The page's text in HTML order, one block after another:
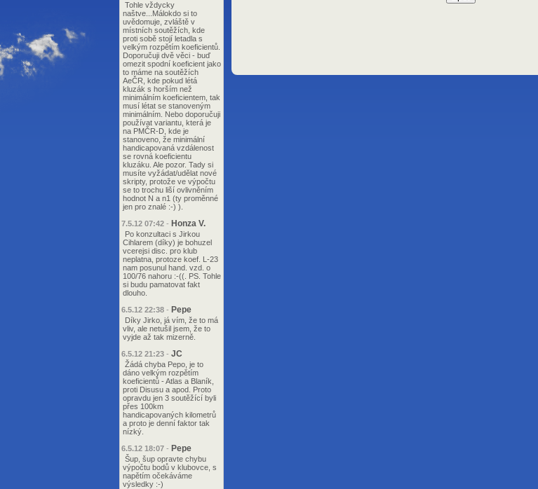
Tohle vždycky
naštve...Málokdo si to
uvědomuje, zvláště v
místních soutěžích, kde
proti sobě stojí letadla s
velkým rozpětím koeficientů.
Doporučuji dvě věci - buď
omezit spodní koeficient jako
to máme na soutěžích
AeČR, kde pokud létá
kluzák s horším než
minimálním koeficientem, tak
musí létat se stanoveným
minimálním. Nebo doporučuji
používat variantu, která je
na PMČR-D, kde je
stanoveno, že minimální
handicapovaná vzdálenost
se rovná koeficientu
kluzáku. Ale pozor. Tady si
musíte vyžádat/udělat nové
skripty, protože ve výpočtu
se to trochu liší ovlivněním
hodnot N a n1 (ty proměnné
jen pro znalé :-) ).
7.5.12 07:42- Honza V.
Po konzultaci s Jirkou
Cihlarem (díky) je bohuzel
vcerejsi disc. pro klub
neplatna, protoze koef. L-23
nam posunul hand. vzd. o
100/76 nahoru :-((. PS. Tohle
si budu pamatovat fakt
dlouho.
6.5.12 22:38- Pepe
Díky Jirko, já vím, že to má
vliv, ale netušil jsem, že to
vyjde až tak mizerně.
6.5.12 21:23- JC
Žádá chyba Pepo, je to
dáno velkým rozpětím
koeficientů - Atlas a Blaník,
proti Disusu a apod. Proto
opravdu jen 3 soutěžící byli
přes 100km
handicapovaných kilometrů
a proto je denní faktor tak
nízký.
6.5.12 18:07- Pepe
Šup, šup opravte chybu
výpočtu bodů v klubovce, s
napětím očekáváme
výsledky :-)